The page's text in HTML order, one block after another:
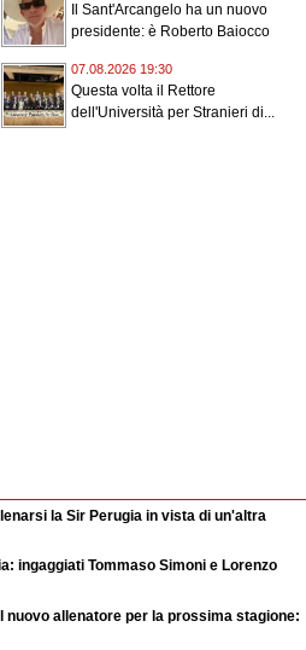
Il Sant'Arcangelo ha un nuovo
presidente: è Roberto Baiocco
07.08.2026 19:30
Questa volta il Rettore
dell'Università per Stranieri di...
la Sir Perugia in vista di un'altra
ingaggiati Tommaso Simoni e Lorenzo
nuovo allenatore per la prossima stagione: